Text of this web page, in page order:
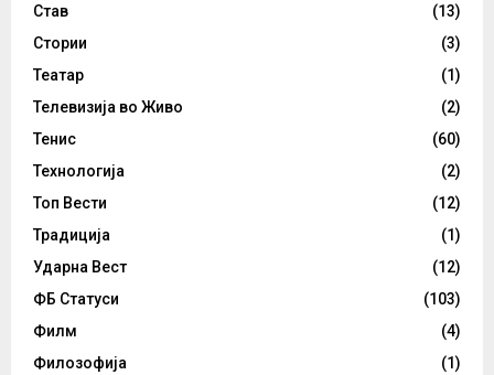
Став
(13)
Стории
(3)
Театар
(1)
Телевизија во Живо
(2)
Тенис
(60)
Технологија
(2)
Топ Вести
(12)
Традиција
(1)
Ударна Вест
(12)
ФБ Статуси
(103)
Филм
(4)
Филозофија
(1)